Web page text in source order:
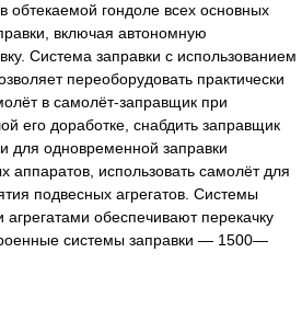
обтекаемой гондоле всех основных
включая автономную
Система заправки с использованием
переоборудовать практически
в самолёт-заправщик при
его доработке, снабдить заправщик
для одновременной заправки
аппаратов, использовать самолёт для
подвесных агрегатов. Системы
обеспечивают перекачку
системы заправки — 1500—